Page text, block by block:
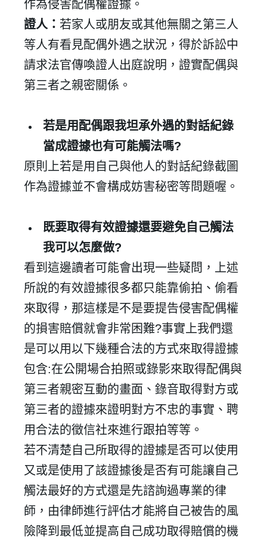
✕
會員登入
登 入
忘記密碼？
建立專屬帳號
只要再完成幾個步驟，即可完成帳號的註冊程序，
作為侵害配偶權證據。
證人： 若家人或朋友或其他無關之第三人
等人有看見配偶外遇之狀況，得於訴訟中
請求法官傳喚證人出庭說明，證實配偶與
第三者之親密關係。
若是用配偶跟我坦承外遇的對話紀錄
當成證據也有可能觸法嗎?
原則上若是用自己與他人的對話紀錄截圖
作為證據並不會構成妨害秘密等問題喔。
既要取得有效證據還要避免自己觸法
我可以怎麼做?
看到這邊讀者可能會出現一些疑問，上述
所說的有效證據很多都只能靠偷拍、偷看
來取得，那這樣是不是要提告侵害配偶權
的損害賠償就會非常困難?事實上我們還
是可以用以下幾種合法的方式來取得證據
包含:在公開場合拍照或錄影來取得配偶與
第三者親密互動的畫面、錄音取得對方或
第三者的證據來證明對方不忠的事實、聘
用合法的徵信社來進行跟拍等等。
若不清楚自己所取得的證據是否可以使用
又或是使用了該證據後是否有可能讓自己
觸法最好的方式還是先諮詢過專業的律
師，由律師進行評估才能將自己被告的風
險降到最低並提高自己成功取得賠償的機